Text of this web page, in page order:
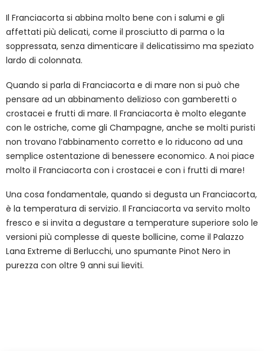
Il Franciacorta si abbina molto bene con i salumi e gli
affettati più delicati, come il prosciutto di parma o la
soppressata, senza dimenticare il delicatissimo ma speziato
lardo di colonnata.
Quando si parla di Franciacorta e di mare non si può che
pensare ad un abbinamento delizioso con gamberetti o
crostacei e frutti di mare. Il Franciacorta è molto elegante
con le ostriche, come gli Champagne, anche se molti puristi
non trovano l’abbinamento corretto e lo riducono ad una
semplice ostentazione di benessere economico. A noi piace
molto il Franciacorta con i crostacei e con i frutti di mare!
Una cosa fondamentale, quando si degusta un Franciacorta,
è la temperatura di servizio. Il Franciacorta va servito molto
fresco e si invita a degustare a temperature superiore solo le
versioni più complesse di queste bollicine, come il Palazzo
Lana Extreme di Berlucchi, uno spumante Pinot Nero in
purezza con oltre 9 anni sui lieviti.